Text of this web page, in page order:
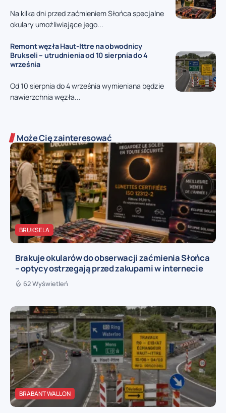
Na kilka dni przed zaćmieniem Słońca specjalne
okulary umożliwiające jego...
Remont węzła Haut-Ittre na obwodnicy
Brukseli – utrudnienia od 10 sierpnia do 4
września
Od 10 sierpnia do 4 września wymieniana będzie
nawierzchnia węzła...
Może Cię zainteresować
BRUKSELA
Brakuje okularów do obserwacji zaćmienia Słońca
– optycy ostrzegają przed zakupami w internecie
62 Wyświetleń
BRABANT WALLON